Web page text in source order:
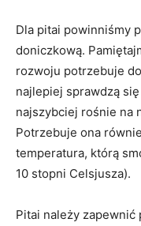
Dla pitai powinniśmy
doniczkową.
rozwoju potrzebuje
najlepiej sprawdzą
najszybciej rośnie na
Potrzebuje ona
temperatura, którą
10 stopni Celsjusza).
Pitai należy zapewnić